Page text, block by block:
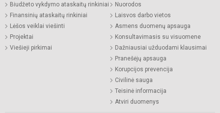
Biudžeto vykdymo ataskaitų rinkiniai
Finansinių ataskaitų rinkiniai
Lėšos veiklai viešinti
Projektai
Viešieji pirkimai
Nuorodos
Laisvos darbo vietos
Asmens duomenų apsauga
Konsultavimasis su visuomene
Dažniausiai užduodami klausimai
Pranešėjų apsauga
Korupcijos prevencija
Civilinė sauga
Teisinė informacija
Atviri duomenys